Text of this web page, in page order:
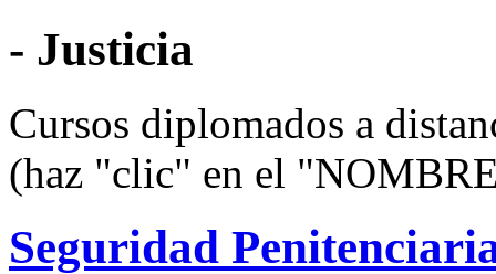
- Justicia
Cursos diplomados a
(haz "clic" en el
Seguridad